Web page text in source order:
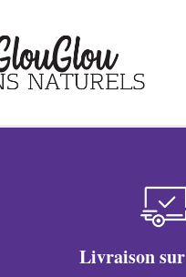
Livraison